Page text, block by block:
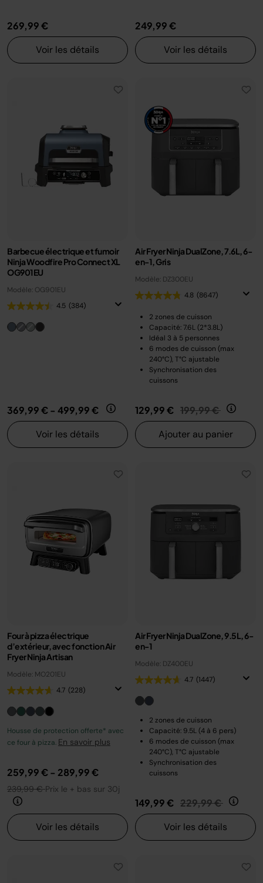
269,99 €
Voir les détails
249,99 €
Voir les détails
Barbecue électrique et fumoir
Ninja Woodfire Pro Connect XL
OG901EU
Modèle: OG901EU
4.5 (384)
369,99 €- 499,99 €
Voir les détails
Air Fryer Ninja DualZone, 7.6L, 6-
en-1, Gris
Modèle: DZ300EU
4.8 (8647)
2 zones de cuisson
Capacité: 7.6L (2*3.8L)
Idéal 3 à 5 personnes
6 modes de cuisson (max
240°C), T°C ajustable
Synchronisation des
cuissons
129,99 € Prix réduit de
199,99 € au
Ajouter au panier
Four à pizza électrique
d’extérieur, avec fonction Air
Fryer Ninja Artisan
Modèle: MO201EU
4.7 (228)
Housse de protection offerte* avec
ce four à pizza. En savoir plus
259,99 €- 289,99 €
239,99 €Prix le + bas sur 30j
Voir les détails
Air Fryer Ninja DualZone, 9.5L, 6-
en-1
Modèle: DZ400EU
4.7 (1447)
2 zones de cuisson
Capacité: 9.5L (4 à 6 pers)
6 modes de cuisson (max
240°C), T°C ajustable
Synchronisation des
cuissons
149,99 € Prix réduit de
229,99 € au
Voir les détails